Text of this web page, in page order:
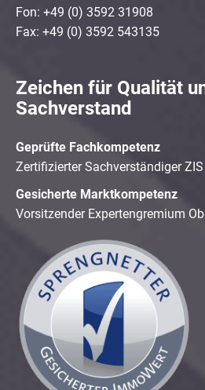
Fon: +49 (0) 3592 31908
Fax: +49 (0) 3592 543135
Zeichen für Qualität
Sachverstand
Geprüfte Fachkompetenz
Zertifizierter Sachverständiger
Gesicherte Marktkompetenz
Vorsitzender Expertengremium